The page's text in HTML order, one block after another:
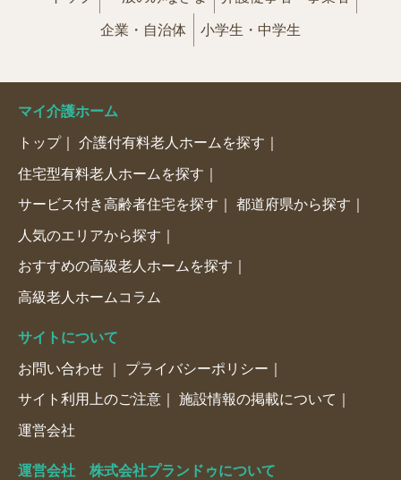
企業・自治体 小学生・中学生
マイ介護ホーム
トップ 介護付有料老人ホームを探す
住宅型有料老人ホームを探す
サービス付き高齢者住宅を探す 都道府県から探す
人気のエリアから探す
おすすめの高級老人ホームを探す
高級老人ホームコラム
サイトについて
お問い合わせ プライバシーポリシー
サイト利用上のご注意 施設情報の掲載について
運営会社
運営会社 株式会社プランドゥについて